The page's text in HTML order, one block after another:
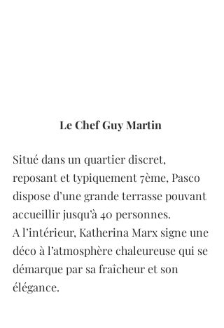
Le Chef Guy Martin
Situé dans un quartier discret,
reposant et typiquement 7ème, Pasco
dispose d’une grande terrasse pouvant
accueillir jusqu’à 40 personnes.
A l’intérieur, Katherina Marx signe une
déco à l’atmosphère chaleureuse qui se
démarque par sa fraîcheur et son
élégance.